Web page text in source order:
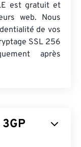
est gratuit et
web. Nous
de vos
SSL 256
après